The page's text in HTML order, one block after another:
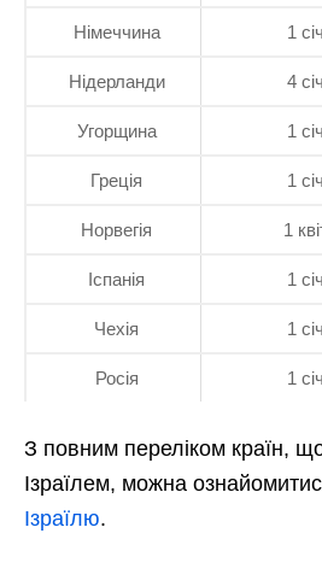
Німеччина 1
Нідерланди 4
Угорщина 1
Греція 1
Норвегія 1
Іспанія 1
Чехія 1
Росія 1
З повним переліком країн,
Ізраїлем, можна
Ізраїлю.